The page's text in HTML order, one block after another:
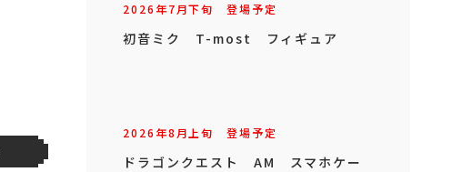
2026年7月下旬 登場予定
初音ミク T-most フィギュア
2026年8月上旬 登場予定
ドラゴンクエスト AM スマホケー